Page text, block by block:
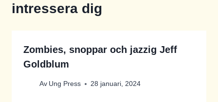
intressera dig
Zombies, snoppar och jazzig Jeff
Goldblum
Av Ung Press 28 januari, 2024